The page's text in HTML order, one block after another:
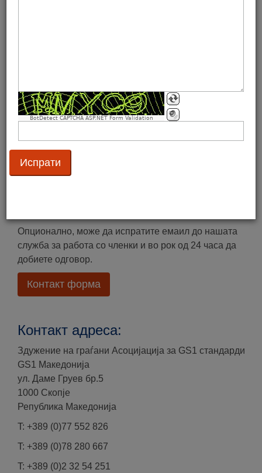
Можете да не контактирате и на email
прекуgs1mk@gs1mk.org.mk– наша заложба е на
од GS1 Македонија, притиснете
Опционално, може да испратите емаил до нашата
служба за работа со членки и во рок од 24 часа да
добиете одговор.
Контакт форма
BotDetect CAPTCHA ASP.NET Form Validation
Контакт адреса:
Здужение на граѓани Асоцијација за GS1 стандарди
GS1 Македонија
ул. Даме Груев бр.5
1000 Скопје
Република Македонија
T: +389 (0)77 552 826
T: +389 (0)78 280 667
T: +389 (0)2 32 54 251